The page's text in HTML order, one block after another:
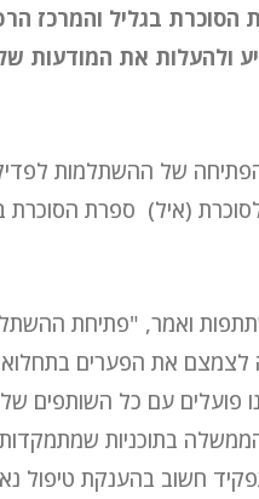
בגליל והמרכז
ולהעלות את המודעות
הפתיחה של ההשתלמות
(איל) ספרת הסוכרת
ואמר, "פתיחת
את הפערים
פועלים עם כל השותפים
בתוכניות שמתמקדות
חשוב בהענקת טיפול